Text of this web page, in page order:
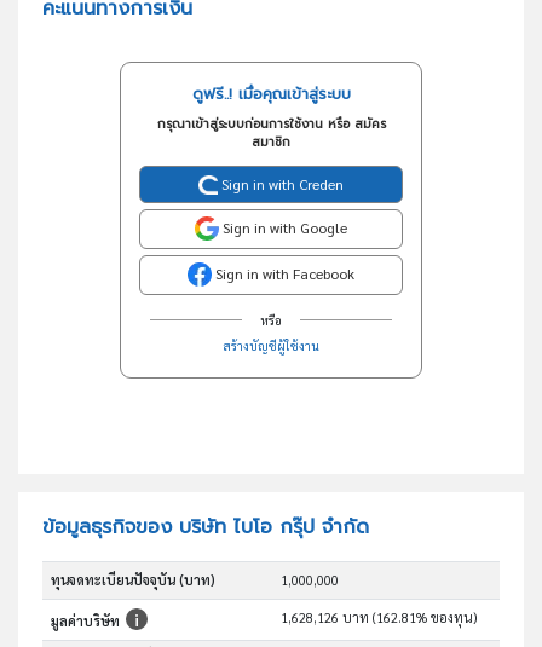
คะแนนทางการเงิน
ดูฟรี..! เมื่อคุณเข้าสู่ระบบ
กรุณาเข้าสู่ระบบก่อนการใช้งาน หรือ สมัคร
สมาชิก
Sign in with Creden
Sign in with Google
Sign in with Facebook
หรือ
สร้างบัญชีผู้ใช้งาน
ข้อมูลธุรกิจของ บริษัท ไบโอ กรุ๊ป จำกัด
ทุนจดทะเบียนปัจจุบัน (บาท) 1,000,000
มูลค่าบริษัท 1,628,126 บาท (162.81% ของทุน)